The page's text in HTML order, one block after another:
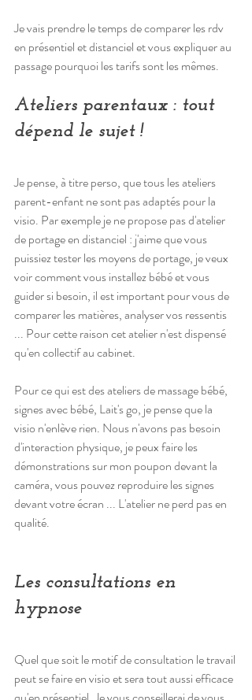
Je vais prendre le temps de comparer les rdv
en présentiel et distanciel et vous expliquer au
passage pourquoi les tarifs sont les mêmes.
Ateliers parentaux : tout
dépend le sujet !
Je pense, à titre perso, que tous les ateliers
parent-enfant ne sont pas adaptés pour la
visio. Par exemple je ne propose pas d'atelier
de portage en distanciel : j'aime que vous
puissiez tester les moyens de portage, je veux
voir comment vous installez bébé et vous
guider si besoin, il est important pour vous de
comparer les matières, analyser vos ressentis
... Pour cette raison cet atelier n'est dispensé
qu'en collectif au cabinet.
Pour ce qui est des ateliers de massage bébé,
signes avec bébé, Lait's go, je pense que la
visio n'enlève rien. Nous n'avons pas besoin
d'interaction physique, je peux faire les
démonstrations sur mon poupon devant la
caméra, vous pouvez reproduire les signes
devant votre écran ... L'atelier ne perd pas en
qualité.
Les consultations en
hypnose
Quel que soit le motif de consultation le travail
peut se faire en visio et sera tout aussi efficace